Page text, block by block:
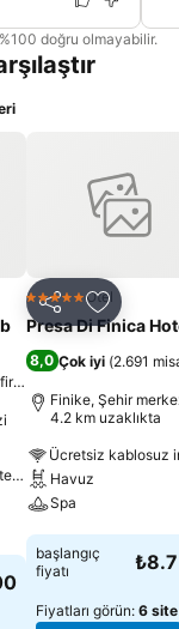
doğru olmayabilir.
ekle
puanı
Ücretsiz kablosuz internet
Paylaş
5 Yıldız Otel
Presa Di Finica
8,0 Çok iyi (2.691
Finike, Şehir
4.2 km uzaklıkta
Havuz
Spa
Fiyatları görün
başlangıç
fiyatı
Fiyatları görün: 6 site